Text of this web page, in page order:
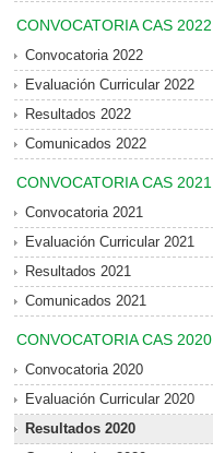
CONVOCATORIA CAS 2022
Convocatoria 2022
Evaluación Curricular 2022
Resultados 2022
Comunicados 2022
CONVOCATORIA CAS 2021
Convocatoria 2021
Evaluación Curricular 2021
Resultados 2021
Comunicados 2021
CONVOCATORIA CAS 2020
Convocatoria 2020
Evaluación Curricular 2020
Resultados 2020